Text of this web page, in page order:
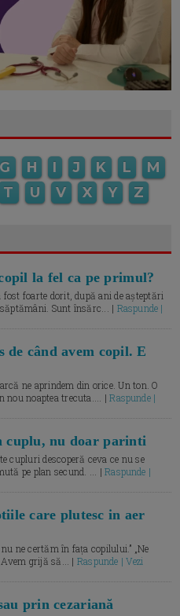
G H I J K L
M
T U V X Y Z
la fel ca pe primul?
foarte dorit, după ani de așteptări
Sunt însărc... | Raspunde |
de când avem copil. E
ne aprindem din orice. Un ton. O
nou noaptea trecuta.... |Raspunde |
cuplu, nu doar parinti
cupluri descoperă ceva ce nu se
pe plan secund. ... |Raspunde |
care plutesc in aer
ne certăm în fața copilului.” „Ne
grijă să... | Raspunde | Vezi
prin cezariană